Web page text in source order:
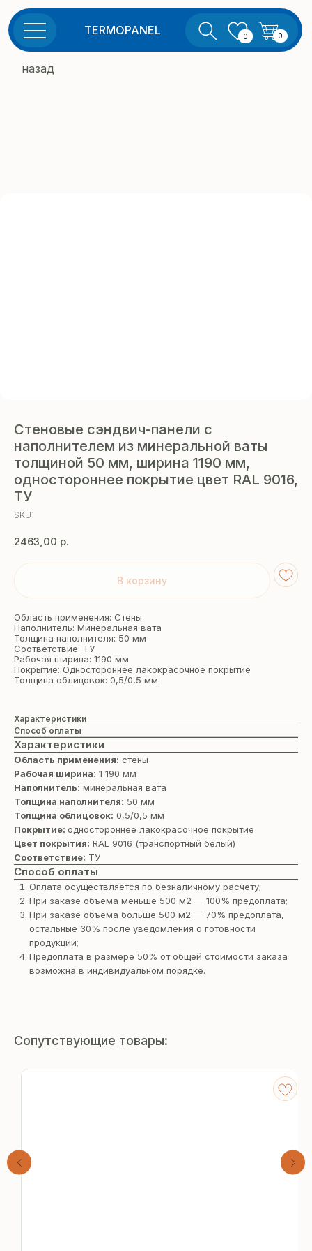
0
TERMOPANEL
назад
Стеновые сэндвич-панели с
наполнителем из минеральной ваты
толщиной 50 мм, ширина 1190 мм,
одностороннее покрытие цвет RAL 9016,
ТУ
SKU:
2463,00 р.
В корзину
Область применения: Стены
Наполнитель: Минеральная вата
Толщина наполнителя: 50 мм
Соответствие: ТУ
Рабочая ширина: 1190 мм
Покрытие: Одностороннее лакокрасочное покрытие
Толщина облицовок: 0,5/0,5 мм
Характеристики
Способ оплаты
Характеристики
Область применения: стены
Рабочая ширина: 1 190 мм
Наполнитель: минеральная вата
Толщина наполнителя: 50 мм
Толщина облицовок: 0,5/0,5 мм
Покрытие: одностороннее лакокрасочное покрытие
Цвет покрытия: RAL 9016 (транспортный белый)
Соответствие: ТУ
Способ оплаты
Оплата осуществляется по безналичному расчету;
При заказе объема меньше 500 м2 — 100% предоплата;
При заказе объема больше 500 м2 — 70% предоплата,
остальные 30% после уведомления о готовности
продукции;
Предоплата в размере 50% от общей стоимости заказа
возможна в индивидуальном порядке.
Сопутствующие товары: